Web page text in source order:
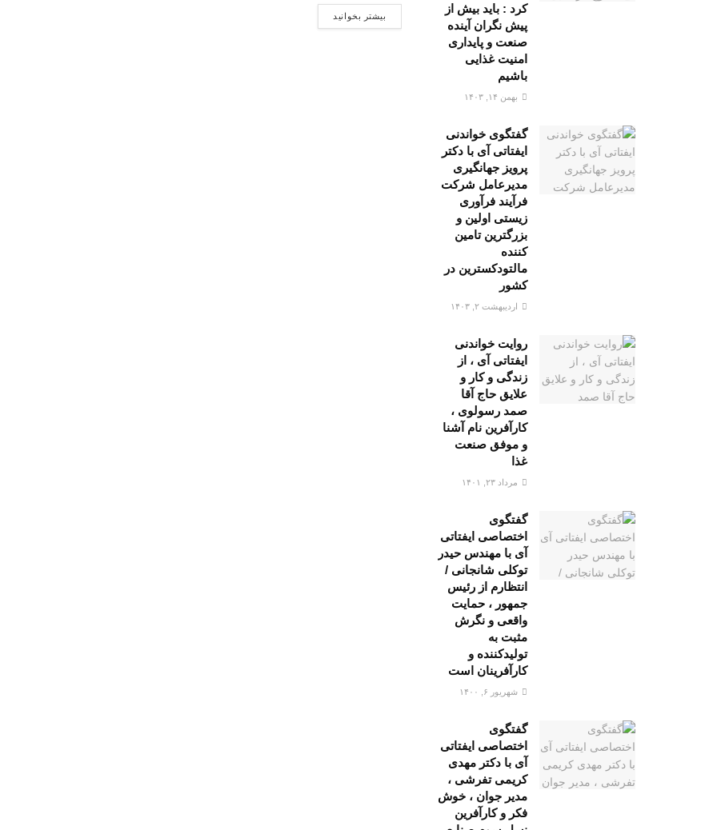
بیشتر بخوانید
کرد : باید بیش از
پیش نگران آینده
صنعت و پایداری
امنیت غذایی
باشیم
بهمن ۱۴, ۱۴۰۳
گفتگوی خواندنی
ایفتاتی آی با دکتر
پرویز جهانگیری
مدیرعامل شرکت
فرآیند فرآوری
زیستی اولین و
بزرگترین تامین
کننده
مالتودکسترین در
کشور
اردیبهشت ۲, ۱۴۰۳
روایت خواندنی
ایفتاتی آی ، از
زندگی و کار و
علایق حاج آقا
صمد رسولوی ،
کارآفرین نام آشنا
و موفق صنعت
غذا
مرداد ۲۳, ۱۴۰۱
گفتگوی
اختصاصی ایفتاتی
آی با مهندس حیدر
توکلی شانجانی /
انتظارم از رئیس
جمهور ، حمایت
واقعی و نگرش
مثبت به
تولیدکننده و
کارآفرینان است
شهریور ۶, ۱۴۰۰
گفتگوی
اختصاصی ایفتاتی
آی با دکتر مهدی
کریمی تفرشی ،
مدیر جوان ، خوش
فکر و کارآفرین